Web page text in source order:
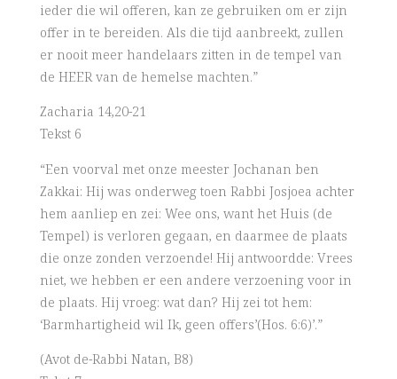
ieder die wil offeren, kan ze gebruiken om er zijn
offer in te bereiden. Als die tijd aanbreekt, zullen
er nooit meer handelaars zitten in de tempel van
de HEER van de hemelse machten.”
Zacharia 14,20-21
Tekst 6
“Een voorval met onze meester Jochanan ben
Zakkai: Hij was onderweg toen Rabbi Josjoea achter
hem aanliep en zei: Wee ons, want het Huis (de
Tempel) is verloren gegaan, en daarmee de plaats
die onze zonden verzoende! Hij antwoordde: Vrees
niet, we hebben er een andere verzoening voor in
de plaats. Hij vroeg: wat dan? Hij zei tot hem:
‘Barmhartigheid wil Ik, geen offers’(Hos. 6:6)’.”
(Avot de-Rabbi Natan, B8)